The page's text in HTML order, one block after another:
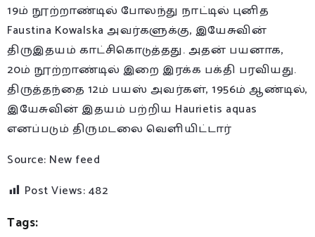
19ம் நூற்றாண்டில் போலந்து நாட்டில் புனித
Faustina Kowalska அவர்களுக்கு, இயேசுவின்
திருஇதயம் காட்சிகொடுத்தது. அதன் பயனாக,
20ம் நூற்றாண்டில் இறை இரக்க பக்தி பரவியது.
திருத்தந்தை 12ம் பயஸ் அவர்கள், 1956ம் ஆண்டில்,
இயேசுவின் இதயம் பற்றிய Haurietis aquas
எனப்படும் திருமடலை வெளியிட்டார்
Source: New feed
Post Views:482
Tags: